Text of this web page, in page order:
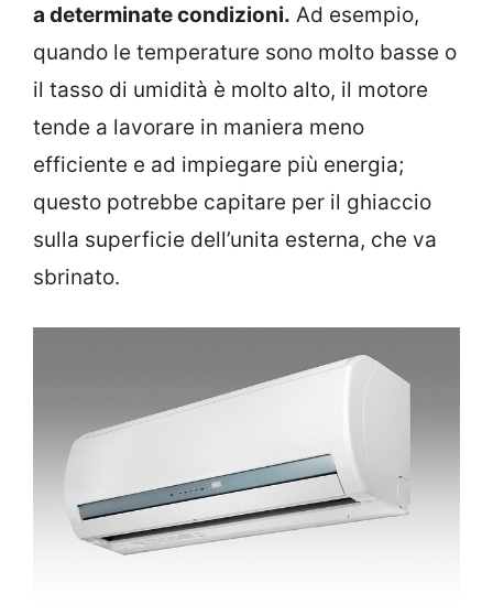
a determinate condizioni. Ad esempio,
quando le temperature sono molto basse o
il tasso di umidità è molto alto, il motore
tende a lavorare in maniera meno
efficiente e ad impiegare più energia;
questo potrebbe capitare per il ghiaccio
sulla superficie dell’unita esterna, che va
sbrinato.